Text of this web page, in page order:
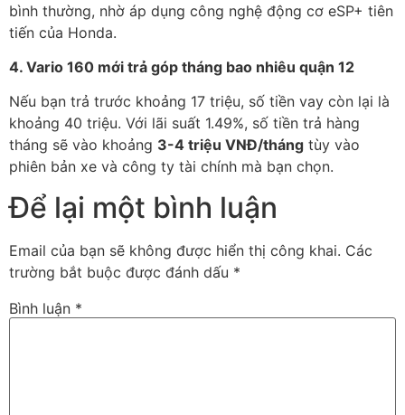
bình thường, nhờ áp dụng công nghệ động cơ eSP+ tiên
tiến của Honda.
4. Vario 160 mới trả góp tháng bao nhiêu quận 12
Nếu bạn trả trước khoảng 17 triệu, số tiền vay còn lại là
khoảng 40 triệu. Với lãi suất 1.49%, số tiền trả hàng
tháng sẽ vào khoảng 3-4 triệu VNĐ/tháng tùy vào
phiên bản xe và công ty tài chính mà bạn chọn.
Để lại một bình luận
Email của bạn sẽ không được hiển thị công khai. Các
trường bắt buộc được đánh dấu *
Bình luận *